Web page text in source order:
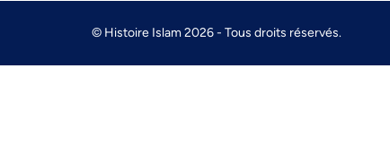
© Histoire Islam 2026 - Tous droits réservés.